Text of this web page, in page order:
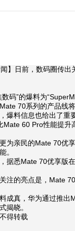
日前，数码圈传出关
”的爆料为
70系列的产品线
料信息也给出了重要
Mate 60 Pro性能提升
亲民的Mate 70优享
。
悉Mate 70优享版在
的亮点是，Mate 70
真，华为通过推出
揭晓。
得转载